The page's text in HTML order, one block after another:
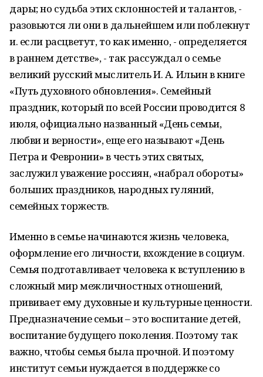
дары; но судьба этих склонностей и талантов, -
разовьются ли они в дальнейшем или поблекнут
и. если расцветут, то как именно, - определяется
в раннем детстве», - так рассуждал о семье
великий русский мыслитель И. А. Ильин в книге
«Путь духовного обновления». Семейный
праздник, который по всей России проводится 8
июля, официально названный «День семьи,
любви и верности», еще его называют «День
Петра и Февронии» в честь этих святых,
заслужил уважение россиян, «набрал обороты»
больших праздников, народных гуляний,
семейных торжеств.
Именно в семье начинаются жизнь человека,
оформление его личности, вхождение в социум.
Семья подготавливает человека к вступлению в
сложный мир межличностных отношений,
прививает ему духовные и культурные ценности.
Предназначение семьи – это воспитание детей,
воспитание будущего поколения. Поэтому так
важно, чтобы семья была прочной. И поэтому
институт семьи нуждается в поддержке со